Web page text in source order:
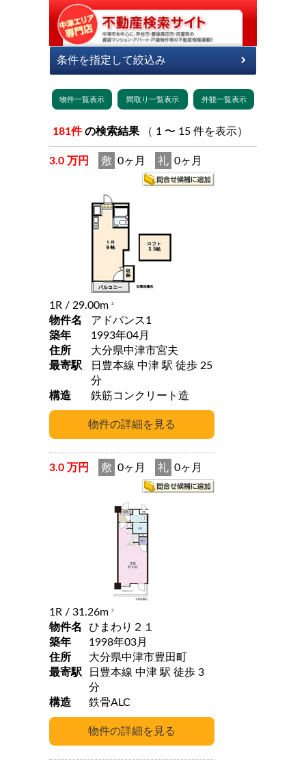
181件 の検索結果 （ 1 〜 15 件を表示）
3.0 万円 敷 0ヶ月 礼 0ヶ月
1R / 29.00m 2
物件名
アドバンス1
築年
1993年04月
住所
大分県中津市宮夫
最寄駅
日豊本線 中津 駅 徒歩 25
分
構造
鉄筋コンクリート造
3.0 万円 敷 0ヶ月 礼 0ヶ月
1R / 31.26m 2
物件名
ひまわり２１
築年
1998年03月
住所
大分県中津市豊田町
最寄駅
日豊本線 中津 駅 徒歩 3
分
構造
鉄骨ALC